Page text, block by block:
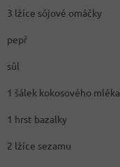
3 lžíce sójové omáčky
pepř
sůl
1 šálek kokosového mléka
1 hrst bazalky
2 lžíce sezamu